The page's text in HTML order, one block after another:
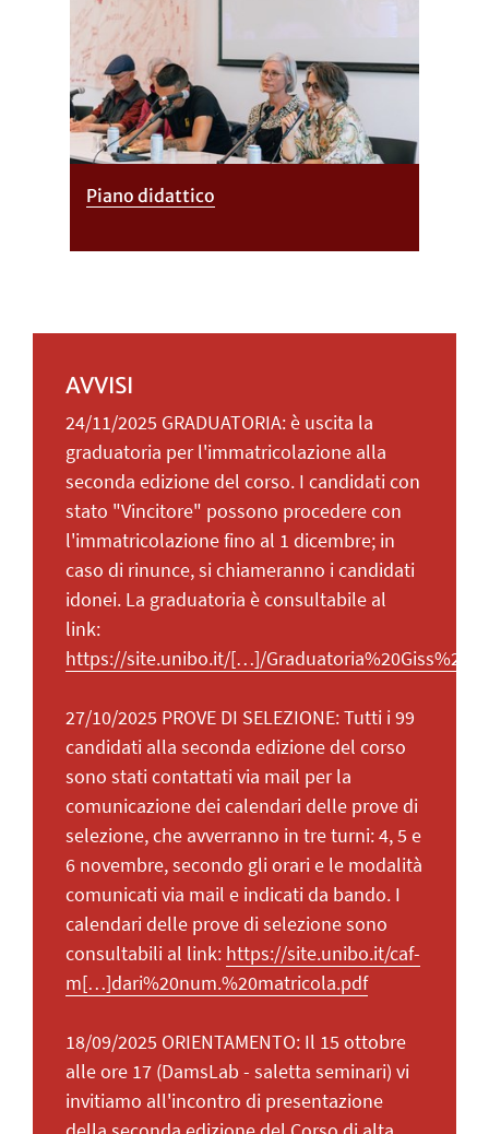
Piano didattico
AVVISI
24/11/2025 GRADUATORIA: è uscita la
graduatoria per l'immatricolazione alla
seconda edizione del corso. I candidati con
stato "Vincitore" possono procedere con
l'immatricolazione fino al 1 dicembre; in
caso di rinunce, si chiameranno i candidati
idonei. La graduatoria è consultabile al
link:
https://site.unibo.it/[…]/
27/10/2025 PROVE DI SELEZIONE: Tutti i 99
candidati alla seconda edizione del corso
sono stati contattati via mail per la
comunicazione dei calendari delle prove di
selezione, che avverranno in tre turni: 4, 5 e
6 novembre, secondo gli orari e le modalità
comunicati via mail e indicati da bando. I
calendari delle prove di selezione sono
consultabili al link: https://site.unibo.it/caf-
m[…]dari%20num.%20matricola.pdf
18/09/2025 ORIENTAMENTO: Il 15 ottobre
alle ore 17 (DamsLab - saletta seminari) vi
invitiamo all'incontro di presentazione